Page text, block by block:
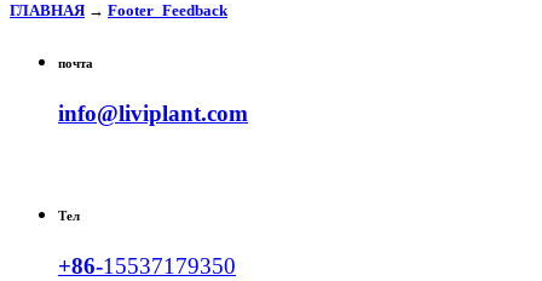
ГЛАВНАЯ → Footer_Feedback
почта
info@liviplant.com
Тел
+86-15537179350